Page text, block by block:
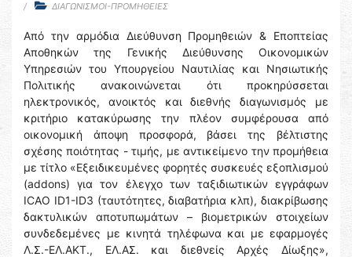
ΔΙΑΓΩΝΙΣΜΟΙ-ΠΡΟΜΗΘΕΙΕΣ
Από την αρμόδια Διεύθυνση Προμηθειών & Εποπτείας
Αποθηκών της Γενικής Διεύθυνσης Οικονομικών
Υπηρεσιών του Υπουργείου Ναυτιλίας και Νησιωτικής
Πολιτικής ανακοινώνεται ότι προκηρύσσεται
ηλεκτρονικός, ανοικτός και διεθνής διαγωνισμός με
κριτήριο κατακύρωσης την πλέον συμφέρουσα από
οικονομική άποψη προσφορά, βάσει της βέλτιστης
σχέσης ποιότητας - τιμής, με αντικείμενο την προμήθεια
με τίτλο «Εξειδικευμένες φορητές συσκευές εξοπλισμού
(addons) για τον έλεγχο των ταξιδιωτικών εγγράφων
ICAO ID1-ID3 (ταυτότητες, διαβατήρια κλπ), διακρίβωσης
δακτυλικών αποτυπωμάτων – βιομετρικών στοιχείων
συνδεδεμένες με κινητά τηλέφωνα και με εφαρμογές
Λ.Σ.-ΕΛ.ΑΚΤ., ΕΛ.ΑΣ. και διεθνείς Αρχές Δίωξης»,